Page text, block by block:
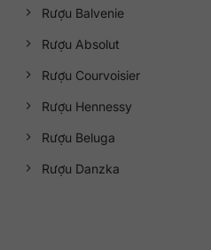
Rượu Balvenie
Rượu Absolut
Rượu Courvoisier
Rượu Hennessy
Rượu Beluga
Rượu Danzka